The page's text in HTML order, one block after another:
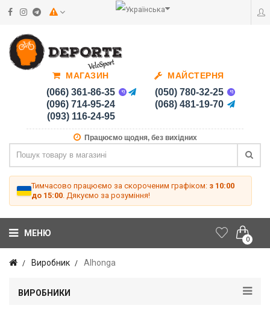
МАГАЗИН
(066) 361-86-35
(096) 714-95-24
(093) 116-24-95
МАЙСТЕРНЯ
(050) 780-32-25
(068) 481-19-70
Працюємо щодня, без вихідних
Тимчасово працюємо за скороченим графіком: з 10:00
до 15:00 . Дякуємо за розуміння!
0
МЕНЮ
Виробник Alhonga
ВИРОБНИКИ